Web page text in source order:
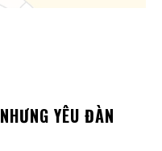
YÊU ĐÀN